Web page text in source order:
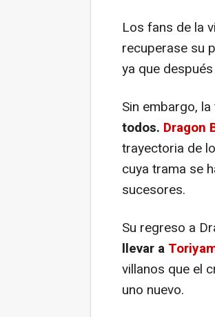
Los fans de la
recuperase su
ya que
Sin embargo,
todos. Dragon
trayectoria de
cuya trama se
sucesores.
Su regreso a
llevar a
villanos que el
uno nuevo.